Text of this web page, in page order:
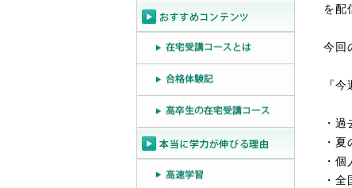
を配
今回
『
・
・
・
・